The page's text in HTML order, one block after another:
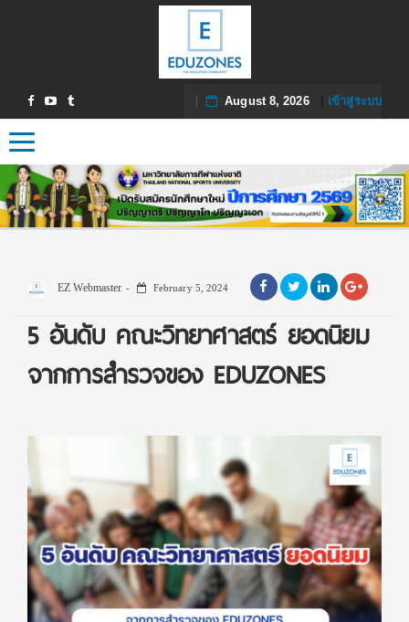
August 8, 2026| เข้าสู่ระบบ
Toggle navigation
EZ Webmaster February 5, 2024
5 อันดับ คณะวิทยาศาสตร์ ยอดนิยม
จากการสำรวจของ EDUZONES